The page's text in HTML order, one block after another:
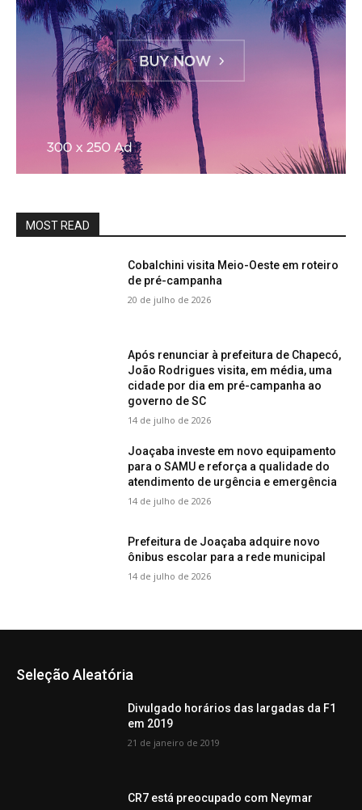
MOST READ
Cobalchini visita Meio-Oeste em roteiro
de pré-campanha
20 de julho de 2026
Após renunciar à prefeitura de Chapecó,
João Rodrigues visita, em média, uma
cidade por dia em pré-campanha ao
governo de SC
14 de julho de 2026
Joaçaba investe em novo equipamento
para o SAMU e reforça a qualidade do
atendimento de urgência e emergência
14 de julho de 2026
Prefeitura de Joaçaba adquire novo
ônibus escolar para a rede municipal
14 de julho de 2026
Seleção Aleatória
Divulgado horários das largadas da F1
em 2019
21 de janeiro de 2019
CR7 está preocupado com Neymar